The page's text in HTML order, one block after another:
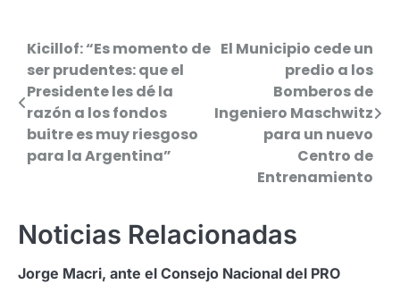
Navegación
de
entradas
Kicillof: “Es momento de
ser prudentes: que el
Presidente les dé la
razón a los fondos
buitre es muy riesgoso
para la Argentina”
El Municipio cede un
predio a los
Bomberos de
Ingeniero Maschwitz
para un nuevo
Centro de
Entrenamiento
Noticias Relacionadas
Jorge Macri, ante el Consejo Nacional del PRO